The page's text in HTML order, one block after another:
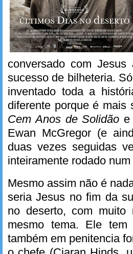
conversado com
sucesso de bilheteria.
inventado toda a
diferente porque é mais
Cem Anos de Solidão e
Ewan McGregor (e
duas vezes seguidas
inteiramente rodado
Mesmo assim não é
seria Jesus no fim da
no deserto, com
mesmo tema. Ele
também em penitencia